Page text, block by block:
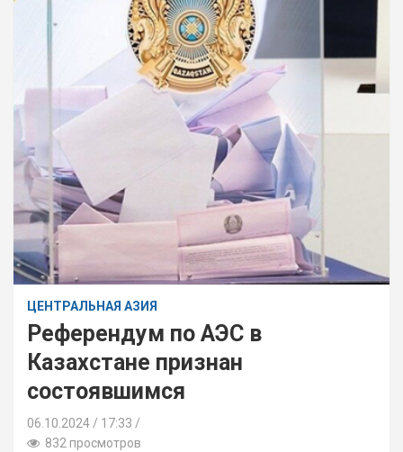
ЦЕНТРАЛЬНАЯ АЗИЯ
Референдум по АЭС в
Казахстане признан
состоявшимся
06.10.2024
17:33 /
832 просмотров